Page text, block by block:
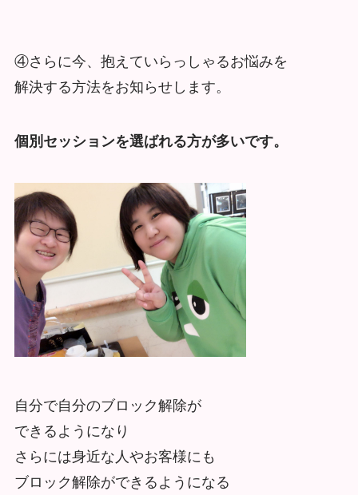
④さらに今、抱えていらっしゃるお悩みを
解決する方法をお知らせします。
個別セッションを選ばれる方が多いです。
自分で自分のブロック解除が
できるようになり
さらには身近な人やお客様にも
ブロック解除ができるようになる